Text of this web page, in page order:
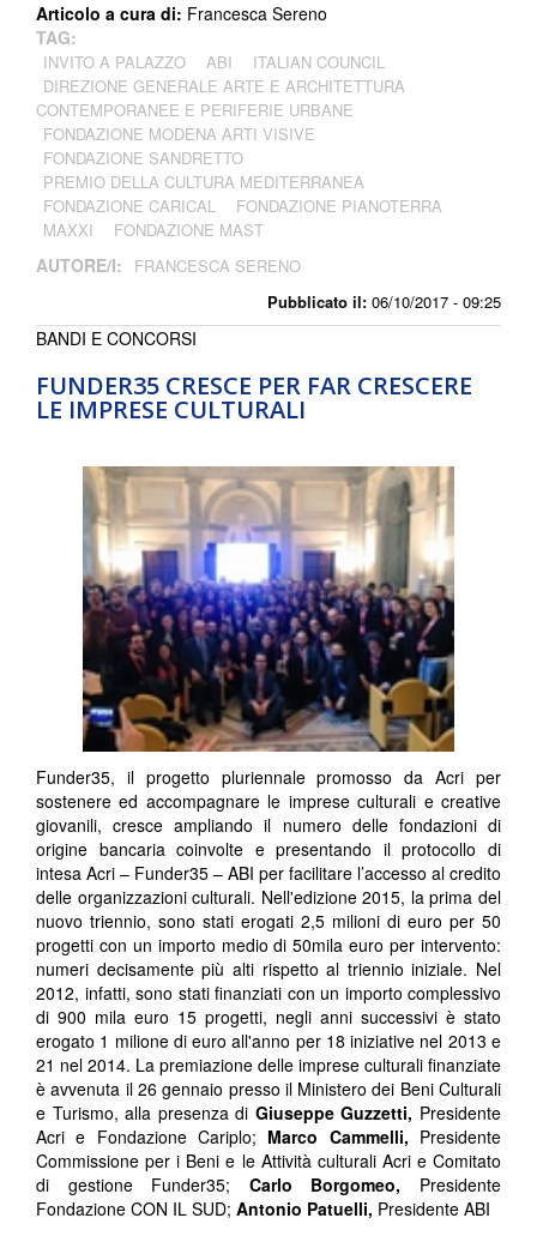
Pubblicato il: 06/10/2017 - 09:25
Articolo a cura di: Francesca Sereno
TAG:
INVITO A PALAZZO ABI
ITALIAN COUNCIL
DIREZIONE GENERALE ARTE E ARCHITETTURA
CONTEMPORANEE E PERIFERIE URBANE
FONDAZIONE MODENA ARTI VISIVE
FONDAZIONE SANDRETTO
PREMIO DELLA CULTURA MEDITERRANEA
FONDAZIONE CARICAL
FONDAZIONE PIANOTERRA
MAXXI
FONDAZIONE MAST
AUTORE/I: FRANCESCA SERENO
FUNDER35 CRESCE PER FAR CRESCERE
LE IMPRESE CULTURALI
BANDI E CONCORSI
Funder35, il progetto pluriennale promosso da Acri per
sostenere ed accompagnare le imprese culturali e creative
giovanili, cresce ampliando il numero delle fondazioni di
origine bancaria coinvolte e presentando il protocollo di
intesa Acri – Funder35 – ABI per facilitare l’accesso al credito
delle organizzazioni culturali. Nell'edizione 2015, la prima del
nuovo triennio, sono stati erogati 2,5 milioni di euro per 50
progetti con un importo medio di 50mila euro per intervento:
numeri decisamente più alti rispetto al triennio iniziale. Nel
2012, infatti, sono stati finanziati con un importo complessivo
di 900 mila euro 15 progetti, negli anni successivi è stato
erogato 1 milione di euro all'anno per 18 iniziative nel 2013 e
21 nel 2014. La premiazione delle imprese culturali finanziate
è avvenuta il 26 gennaio presso il Ministero dei Beni Culturali
e Turismo, alla presenza di Giuseppe Guzzetti, Presidente
Acri e Fondazione Cariplo; Marco Cammelli, Presidente
Commissione per i Beni e le Attività culturali Acri e Comitato
di gestione Funder35; Carlo Borgomeo, Presidente
Fondazione CON IL SUD; Antonio Patuelli, Presidente ABI